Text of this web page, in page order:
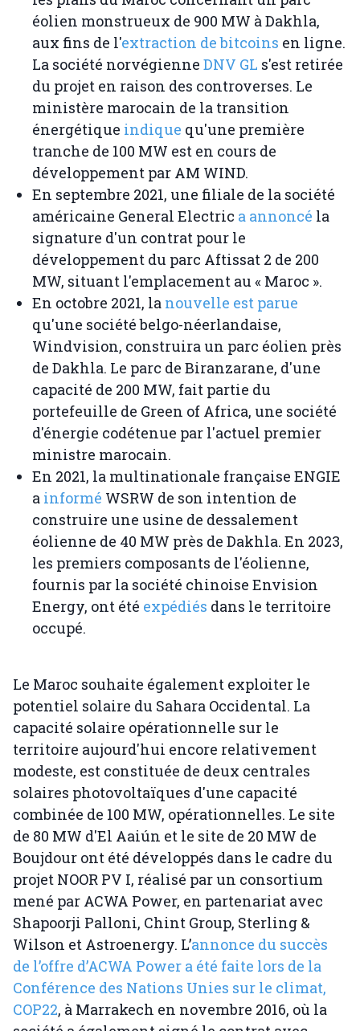
éolien monstrueux de 900 MW à Dakhla,
aux fins de l'extraction de bitcoins en ligne.
La société norvégienne DNV GL s'est retirée
du projet en raison des controverses. Le
ministère marocain de la transition
énergétique indique qu'une première
tranche de 100 MW est en cours de
développement par AM WIND.
En septembre 2021, une filiale de la société
américaine General Electric a annoncé la
signature d'un contrat pour le
développement du parc Aftissat 2 de 200
MW, situant l'emplacement au « Maroc ».
En octobre 2021, la nouvelle est parue
qu'une société belgo-néerlandaise,
Windvision, construira un parc éolien près
de Dakhla. Le parc de Biranzarane, d'une
capacité de 200 MW, fait partie du
portefeuille de Green of Africa, une société
d'énergie codétenue par l'actuel premier
ministre marocain.
En 2021, la multinationale française ENGIE
a informé WSRW de son intention de
construire une usine de dessalement
éolienne de 40 MW près de Dakhla. En 2023,
les premiers composants de l'éolienne,
fournis par la société chinoise Envision
Energy, ont été expédiés dans le territoire
occupé.
Le Maroc souhaite également exploiter le
potentiel solaire du Sahara Occidental. La
capacité solaire opérationnelle sur le
territoire aujourd'hui encore relativement
modeste, est constituée de deux centrales
solaires photovoltaïques d'une capacité
combinée de 100 MW, opérationnelles. Le site
de 80 MW d'El Aaiún et le site de 20 MW de
Boujdour ont été développés dans le cadre du
projet NOOR PV I, réalisé par un consortium
mené par ACWA Power, en partenariat avec
Shapoorji Palloni, Chint Group, Sterling &
Wilson et Astroenergy. L’annonce du succès
de l’offre d’ACWA Power a été faite lors de la
Conférence des Nations Unies sur le climat,
COP22, à Marrakech en novembre 2016, où la